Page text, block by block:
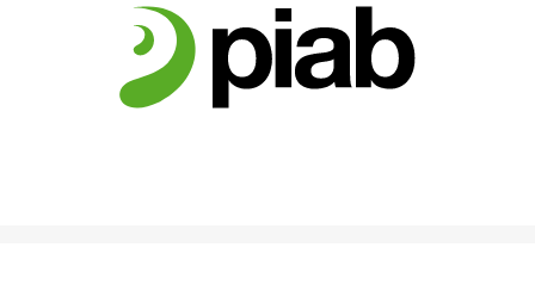
Partner für Vakuum-Automatisierung – Greifen, Heben &
Bewegen in der smarten Produktionswelt.